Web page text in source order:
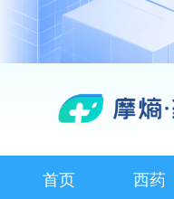
首页 西药